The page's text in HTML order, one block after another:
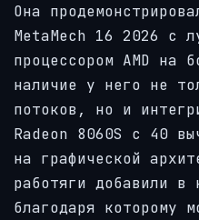
Она
MetaMech 16 2026 с
процессором AMD на
наличие у него не
потоков, но и
Radeon 8060S с 40
на графической
работяги добавили в
благодаря которому